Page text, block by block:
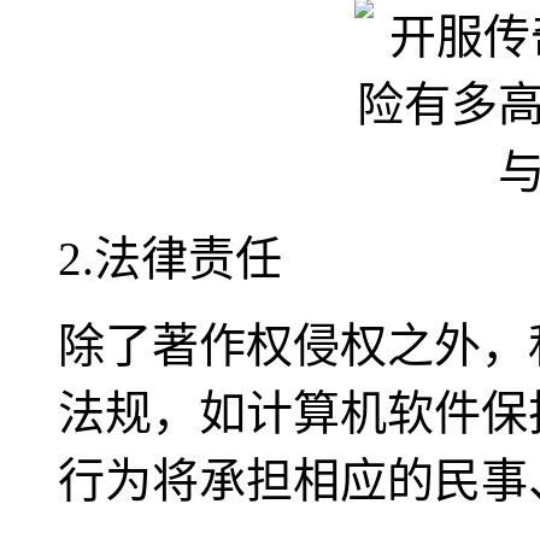
2.法律责任
除了著作权侵权之外
法规，如计算机软件
行为将承担相应的民